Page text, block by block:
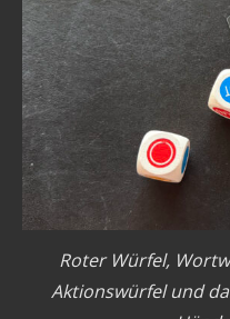
Roter Würfel,
Aktionswürfel und